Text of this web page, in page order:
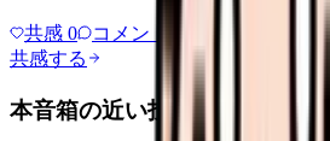
共感 0 コメント
共感する
本音箱の近い投稿